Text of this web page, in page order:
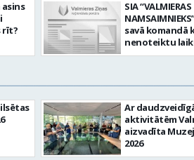
asins
rīt?
Naukšēnu
teritorijās Ja
vēlme:
informācijas un
komunikācijas
IKT) saistīto
un operatīvu
nodrošināt
datortehnikas
atbalstu un ar to
saistīto
laiku)
valsts arhīvā Mēs
Valmieras
arhīvā
dokumentāro
mantojumu.
pārraudzībā un
zonā ietilpst
Valkas,
Limbažu novadi.
SIA “VALMIERAS
savā komandā
nenoteiktu
SPECIALIZĒTĀ
pienākumi:
apkalpot
(arī kravas)
uzturēt
automobili
kārtībā. veikt
Ar
aktivitātēm
aizvadīta
2026